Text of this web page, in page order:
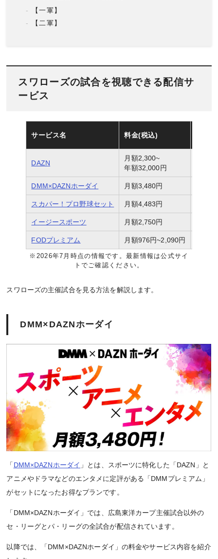
【一軍】
【二軍】
スワローズの試合を視聴できる配信サ
ービス
サービス名 料金(税込)
DAZN
月額2,300~
年額32,000円
DMM×DAZNホーダイ 月額3,480円
スカパー！プロ野球セット 月額4,483円
イージースポーツ 月額2,750円
FODプレミアム 月額976円~2,090円
※2026年7月時点の情報です。最新情報は公式サイ
トでご確認ください。
スワローズの主催試合を見る方法を解説します。
DMM×DAZNホーダイ
「 DMM×DAZNホーダイ 」とは、スポーツに特化した「DAZN」と
アニメやドラマなどのエンタメに定評がある「DMMプレミアム」
がセットになったお得なプランです。
「DMM×DAZNホーダイ」では、広島東洋カープ主催試合以外の
セ・リーグとパ・リーグの全試合が配信されています。
以降では、「DMM×DAZNホーダイ」の料金やサービス内容を紹介